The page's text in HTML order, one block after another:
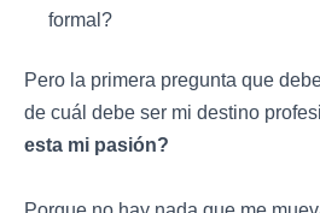
formal?
Pero la primera pregunta que
de cuál debe ser mi destino
esta mi pasión?